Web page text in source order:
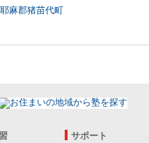
耶麻郡猪苗代町
サポート